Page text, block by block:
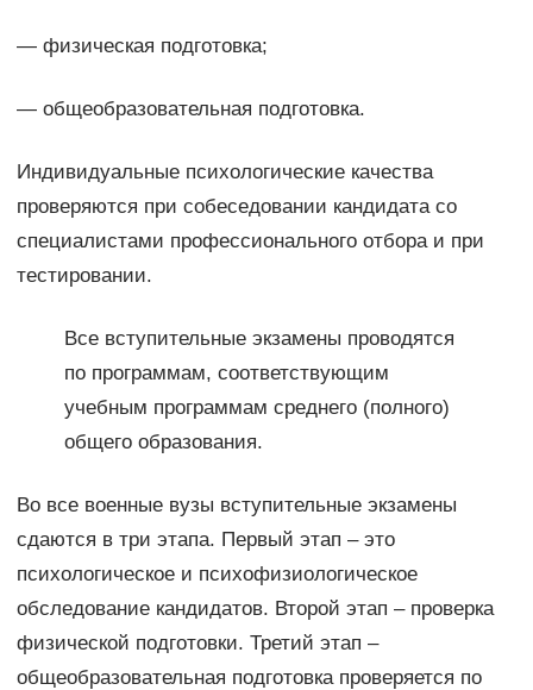
— физическая подготовка;
— общеобразовательная подготовка.
Индивидуальные психологические качества
проверяются при собеседовании кандидата со
специалистами профессионального отбора и при
тестировании.
Все вступительные экзамены проводятся
по программам, соответствующим
учебным программам среднего (полного)
общего образования.
Во все военные вузы вступительные экзамены
сдаются в три этапа. Первый этап – это
психологическое и психофизиологическое
обследование кандидатов. Второй этап – проверка
физической подготовки. Третий этап –
общеобразовательная подготовка проверяется по